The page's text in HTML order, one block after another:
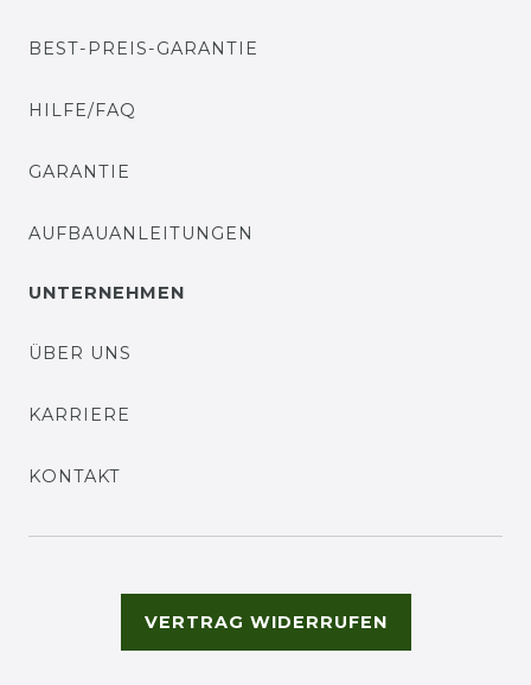
BEST-PREIS-GARANTIE
HILFE/FAQ
GARANTIE
AUFBAUANLEITUNGEN
UNTERNEHMEN
ÜBER UNS
KARRIERE
KONTAKT
VERTRAG WIDERRUFEN